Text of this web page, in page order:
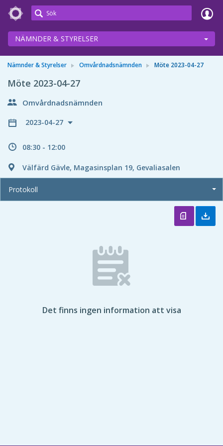
Meetings+
NÄMNDER & STYRELSER
Nämnder & Styrelser Omvårdnadsnämnden Möte 2023-04-27
Möte 2023-04-27
Omvårdnadsnämnden
2023-04-27
08:30 - 12:00
Välfärd Gävle, Magasinsplan 19, Gevaliasalen
Protokoll
Det finns ingen information att visa